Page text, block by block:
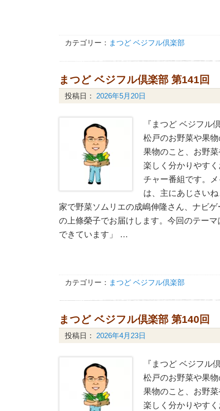
カテゴリー： まつど ベジフル倶楽部
まつど ベジフル倶楽部 第141回
投稿日： 2026年5月20日
『まつど ベジフル
松戸のお野菜や果
果物のこと、お野
楽しく分かりやす
チャー番組です。
は、主にあじさい
家で野菜ソムリエの成嶋伸隆さん、ナビ
の上條榮子でお届けします。今回のテー
できています」 …
カテゴリー： まつど ベジフル倶楽部
まつど ベジフル倶楽部 第140回
投稿日： 2026年4月23日
『まつど ベジフル
松戸のお野菜や果
果物のこと、お野
楽しく分かりやす